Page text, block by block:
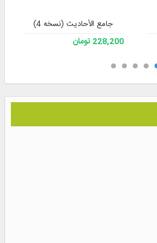
جامع الأحادیث (نسخه 4)
228,200 تومان